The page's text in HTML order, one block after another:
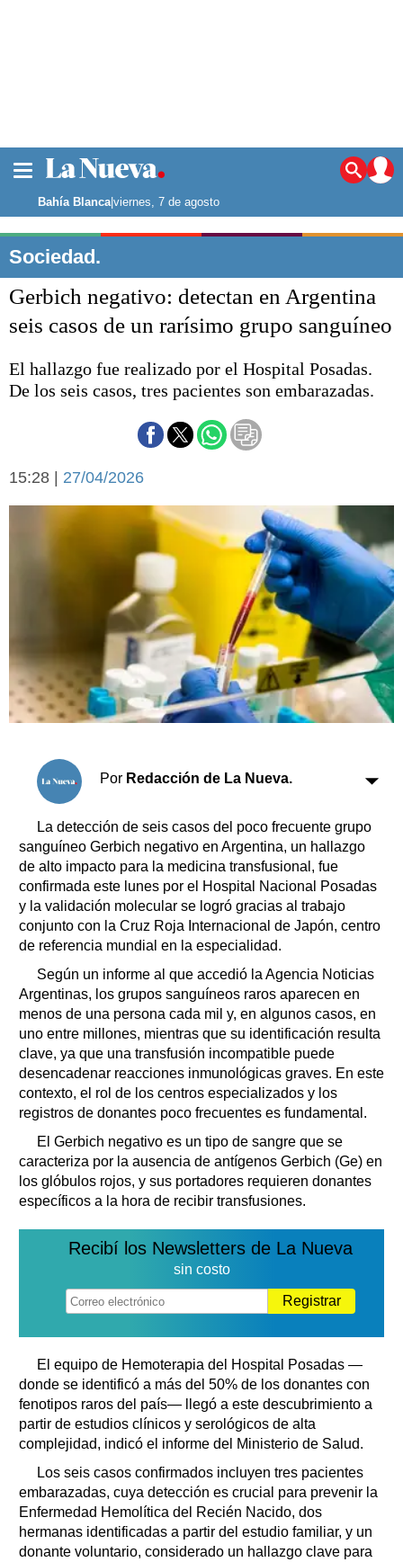
Noticias
La ciudad
Punta Alta
El mundo
Seguridad
Deportes
Escenario Olímpico
Liga del Sur
Fútbol
Cines
Economía y finanzas
Con el campo
Espacio empresas
Sociedad y tiempo
Sociedad
Tecnología
Turismo
Salud
Es viral
Cartón Lleno
Fúnebres
Horóscopo
Suplementos
Servicios
Farmacias
Transportes
Loterías
Fúnebres
Edictos
Teléfonos de urgencia
Bahía Blanca|viernes, 7 de agosto
Sociedad.
Gerbich negativo: detectan en Argentina
seis casos de un rarísimo grupo sanguíneo
El hallazgo fue realizado por el Hospital Posadas.
De los seis casos, tres pacientes son embarazadas.
15:28 | 27/04/2026
Por Redacción de La Nueva.
La detección de seis casos del poco frecuente grupo
sanguíneo Gerbich negativo en Argentina, un hallazgo
de alto impacto para la medicina transfusional, fue
confirmada este lunes por el Hospital Nacional Posadas
y la validación molecular se logró gracias al trabajo
conjunto con la Cruz Roja Internacional de Japón, centro
de referencia mundial en la especialidad.
Según un informe al que accedió la Agencia Noticias
Argentinas, los grupos sanguíneos raros aparecen en
menos de una persona cada mil y, en algunos casos, en
uno entre millones, mientras que su identificación resulta
clave, ya que una transfusión incompatible puede
desencadenar reacciones inmunológicas graves. En este
contexto, el rol de los centros especializados y los
registros de donantes poco frecuentes es fundamental.
El Gerbich negativo es un tipo de sangre que se
caracteriza por la ausencia de antígenos Gerbich (Ge) en
los glóbulos rojos, y sus portadores requieren donantes
específicos a la hora de recibir transfusiones.
Recibí los Newsletters de La Nueva
sin costo
Registrar
El equipo de Hemoterapia del Hospital Posadas —
donde se identificó a más del 50% de los donantes con
fenotipos raros del país— llegó a este descubrimiento a
partir de estudios clínicos y serológicos de alta
complejidad, indicó el informe del Ministerio de Salud.
Los seis casos confirmados incluyen tres pacientes
embarazadas, cuya detección es crucial para prevenir la
Enfermedad Hemolítica del Recién Nacido, dos
hermanas identificadas a partir del estudio familiar, y un
donante voluntario, considerado un hallazgo clave para